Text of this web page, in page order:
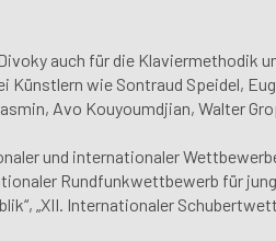
auch für die Klaviermethodik
Künstlern wie Sontraud Speidel,
Avo Kouyoumdjian, Walter
und internationaler
Rundfunkwettbewerb für
„XII. Internationaler